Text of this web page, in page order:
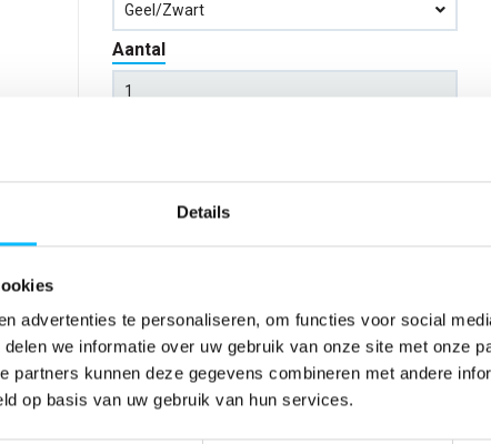
Details
advertenties te personaliseren, om functies voor social
we informatie over uw gebruik van onze site met onze
partners kunnen deze gegevens combineren met andere
op basis van uw gebruik van hun services.
Geel/zwart
Aantal
Kies kleur/maat
Niet zeker wat jou maat is?Bekijk maattabel
SPECIFICATIES